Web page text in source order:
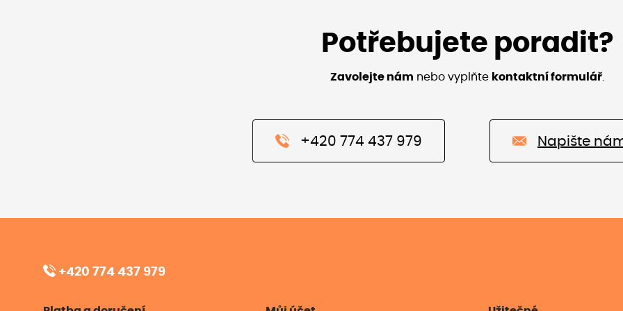
Potřebujete poradit?
Zavolejte nám nebo vyplňte kontaktní formulář.
+420 774 437 979 Napište
+420 774 437 979